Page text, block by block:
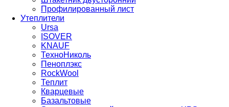
Профилированный лист
Утеплители
Ursa
ISOVER
KNAUF
ТехноНиколь
Пеноплэкс
RockWool
Теплит
Кварцевые
Базальтовые